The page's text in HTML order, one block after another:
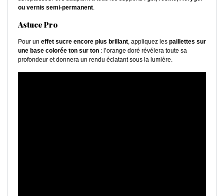
ou vernis semi-permanent.
Astuce Pro
Pour un effet sucre encore plus brillant, appliquez les paillettes sur
une base colorée ton sur ton : l’orange doré révélera toute sa
profondeur et donnera un rendu éclatant sous la lumière.